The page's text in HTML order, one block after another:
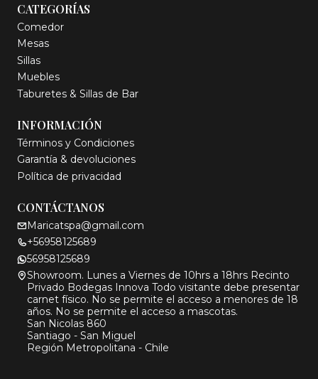
CATEGORÍAS
Comedor
Mesas
Sillas
Muebles
Taburetes & Sillas de Bar
INFORMACIÓN
Términos y Condiciones
Garantía & devoluciones
Política de privacidad
CONTÁCTANOS
Maricatspa@gmail.com
+56958125689
56958125689
Showroom. Lunes a Viernes de 10hrs a 18hrs Recinto
Privado Bodegas Innova Todo visitante debe presentar
carnet físico. No se permite el acceso a menores de 18
años. No se permite el acceso a mascotas.
San Nicolas 860
Santiago - San Miguel
Región Metropolitana - Chile